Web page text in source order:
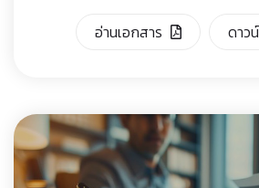
อ่านเอกสาร ดาว